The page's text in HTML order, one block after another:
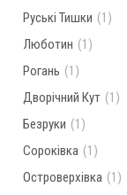
Руські Тишки (1)
Люботин (1)
Рогань (1)
Дворічний Кут (1)
Безруки (1)
Сороківка (1)
Островерхівка (1)